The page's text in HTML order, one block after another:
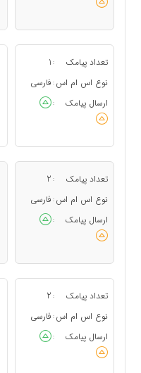
تعداد پیامک :
1
نوع اس ام اس : فارسی
ارسال پیامک
:
تعداد پیامک :
2
نوع اس ام اس : فارسی
ارسال پیامک
:
تعداد پیامک :
2
نوع اس ام اس : فارسی
ارسال پیامک
: